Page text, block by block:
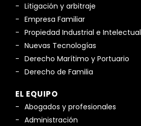
Litigación y arbitraje
Empresa Familiar
Propiedad Industrial e Intelectual
Nuevas Tecnologías
Derecho Marítimo y Portuario
Derecho de Familia
EL EQUIPO
Abogados y profesionales
Administración